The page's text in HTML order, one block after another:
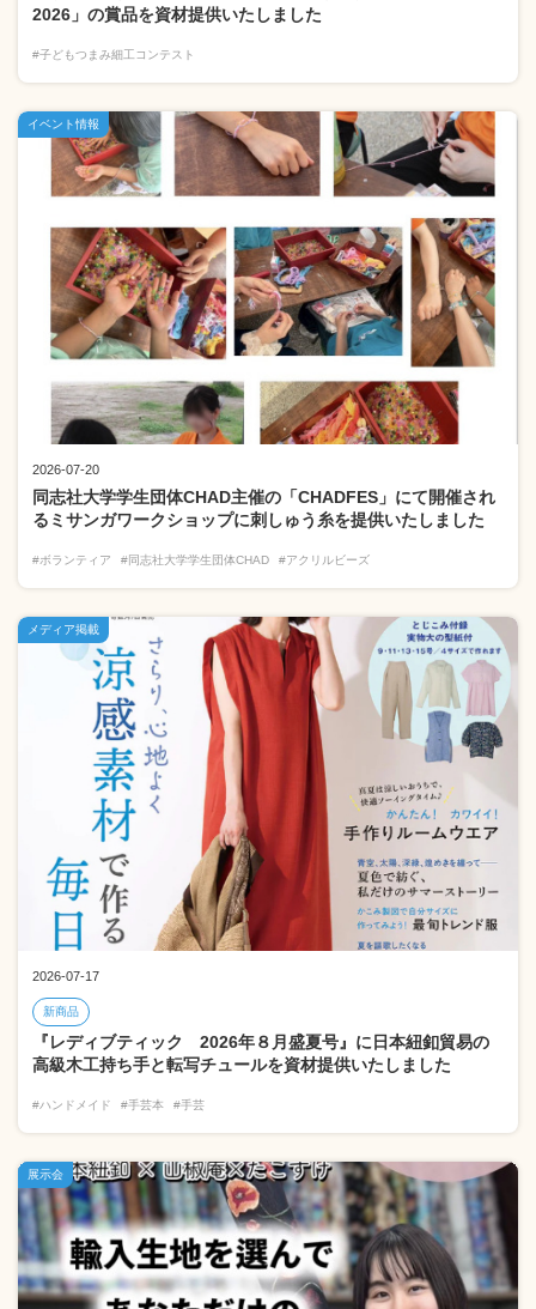
2026」の賞品を資材提供いたしました
#子どもつまみ細工コンテスト
2026-07-20
同志社大学学生団体CHAD主催の「CHADFES」にて開催され
るミサンガワークショップに刺しゅう糸を提供いたしました
#ボランティア #同志社大学学生団体CHAD #アクリルビーズ
イベント情報
2026-07-17
新商品
『レディブティック 2026年８月盛夏号』に日本紐釦貿易の
高級木工持ち手と転写チュールを資材提供いたしました
#ハンドメイド #手芸本 #手芸
メディア掲載
展示会